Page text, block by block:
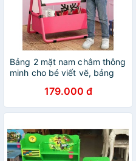
Bảng 2 mặt nam châm thông
minh cho bé viết vẽ, bảng
179.000 đ